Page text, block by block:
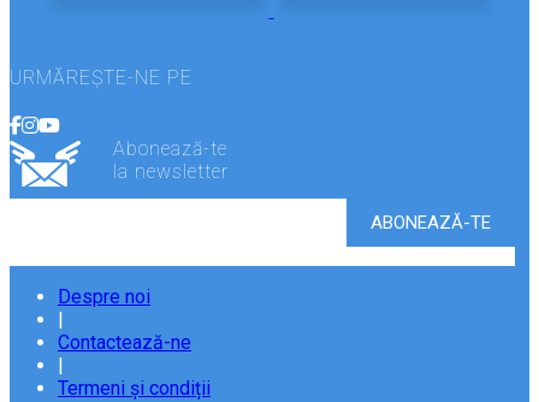
URMĂREȘTE-NE PE
Abonează-te
la newsletter
Despre noi
Contactează-ne
Termeni și condiții